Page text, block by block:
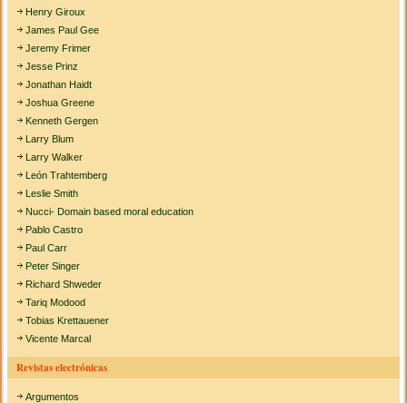
Henry Giroux
James Paul Gee
Jeremy Frimer
Jesse Prinz
Jonathan Haidt
Joshua Greene
Kenneth Gergen
Larry Blum
Larry Walker
León Trahtemberg
Leslie Smith
Nucci- Domain based moral education
Pablo Castro
Paul Carr
Peter Singer
Richard Shweder
Tariq Modood
Tobias Krettauener
Vicente Marcal
Revistas electrónicas
Argumentos